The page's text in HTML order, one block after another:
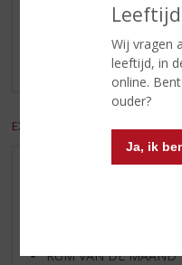
Wij vragen
leeftijd, in
online.
ouder?
Ja, ik
Er zijn nog geen
EXCL. BTW INCL. BTW
RUM VAN DE MAAND